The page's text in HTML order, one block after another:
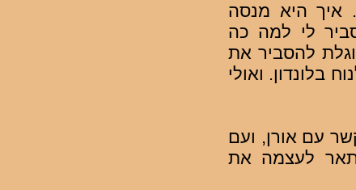
איך היא מנסה
לי למה כה
להסביר את
בלונדון. ואולי
עם אורן, ועם
לעצמה את